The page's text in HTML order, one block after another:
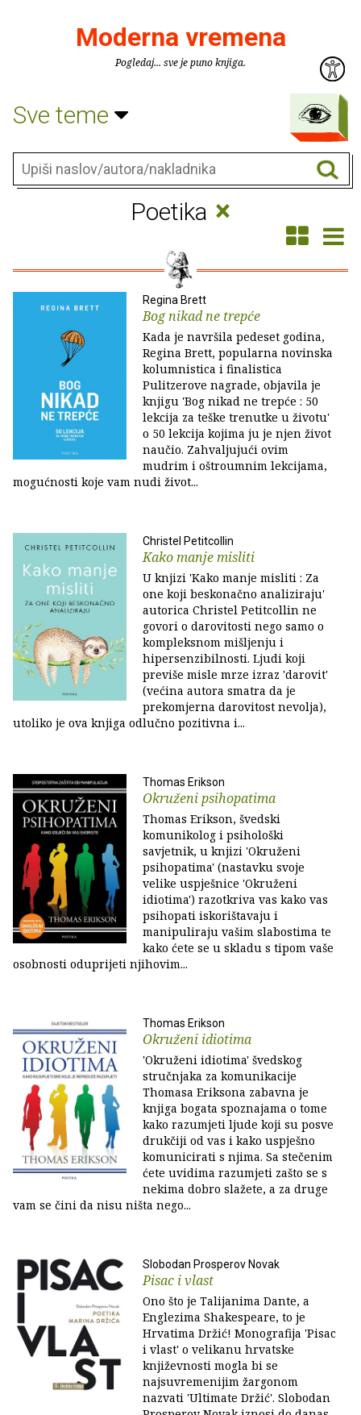
Moderna vremena
Pogledaj... sve je puno knjiga.
Sve teme
Poetika ×
Regina Brett
Bog nikad ne trepće
Kada je navršila pedeset godina,
Regina Brett, popularna novinska
kolumnistica i finalistica
Pulitzerove nagrade, objavila je
knjigu 'Bog nikad ne trepće : 50
lekcija za teške trenutke u životu'
o 50 lekcija kojima ju je njen život
naučio. Zahvaljujući ovim
mudrim i oštroumnim lekcijama,
mogućnosti koje vam nudi život...
Christel Petitcollin
Kako manje misliti
U knjizi 'Kako manje misliti : Za
one koji beskonačno analiziraju'
autorica Christel Petitcollin ne
govori o darovitosti nego samo o
kompleksnom mišljenju i
hipersenzibilnosti. Ljudi koji
previše misle mrze izraz 'darovit'
(većina autora smatra da je
prekomjerna darovitost nevolja),
utoliko je ova knjiga odlučno pozitivna i...
Thomas Erikson
Okruženi psihopatima
Thomas Erikson, švedski
komunikolog i psihološki
savjetnik, u knjizi 'Okruženi
psihopatima' (nastavku svoje
velike uspješnice 'Okruženi
idiotima') razotkriva vas kako vas
psihopati iskorištavaju i
manipuliraju vašim slabostima te
kako ćete se u skladu s tipom vaše
osobnosti oduprijeti njihovim...
Thomas Erikson
Okruženi idiotima
'Okruženi idiotima' švedskog
stručnjaka za komunikacije
Thomasa Eriksona zabavna je
knjiga bogata spoznajama o tome
kako razumjeti ljude koji su posve
drukčiji od vas i kako uspješno
komunicirati s njima. Sa stečenim
ćete uvidima razumjeti zašto se s
nekima dobro slažete, a za druge
vam se čini da nisu ništa nego...
Slobodan Prosperov Novak
Pisac i vlast
Ono što je Talijanima Dante, a
Englezima Shakespeare, to je
Hrvatima Držić! Monografija 'Pisac
i vlast' o velikanu hrvatske
književnosti mogla bi se
najsuvremenijim žargonom
nazvati 'Ultimate Držić'. Slobodan